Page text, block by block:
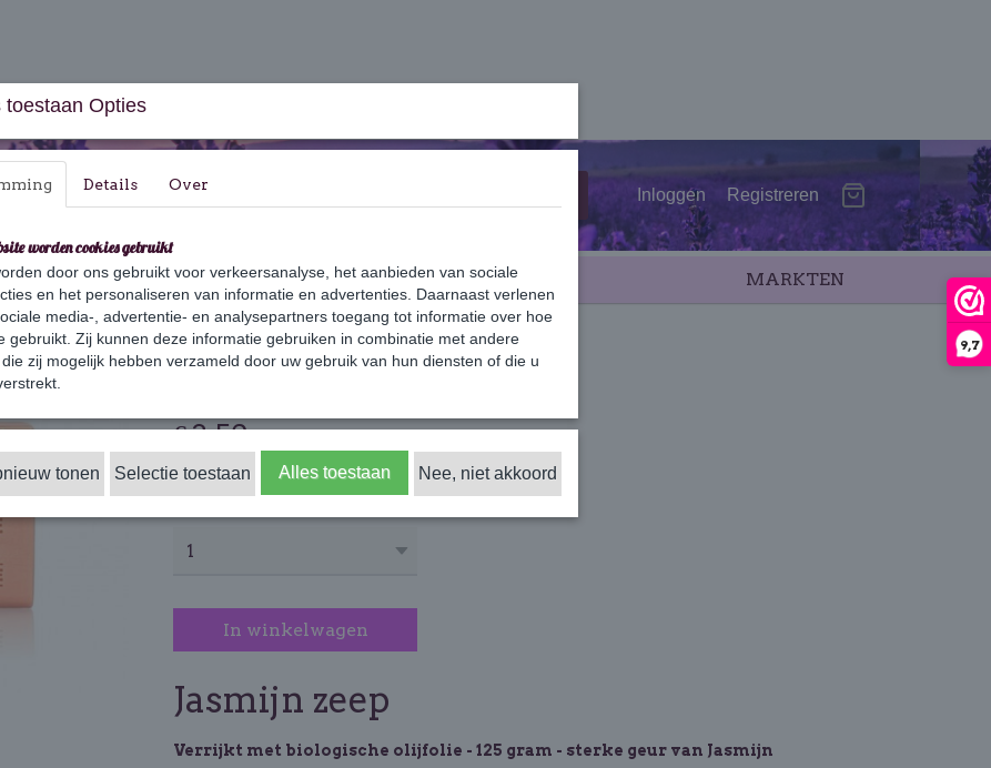
9,7
Inloggen Registreren
MARKTEN
& Geschenksets Huishouden Verzorging SALE
€ 3,50
✓Op voorraad
In winkelwagen
Jasmijn zeep
Verrijkt met biologische olijfolie - 125 gram - sterke geur van Jasmijn
toestaan Opties
Details Over
worden cookies gebruikt
door ons gebruikt voor verkeersanalyse, het aanbieden van sociale
en het personaliseren van informatie en advertenties. Daarnaast verlenen
media-, advertentie- en analysepartners toegang tot informatie over hoe
gebruikt. Zij kunnen deze informatie gebruiken in combinatie met andere
zij mogelijk hebben verzameld door uw gebruik van hun diensten of die u
tonen Selectie toestaan Alles toestaan Nee, niet akkoord